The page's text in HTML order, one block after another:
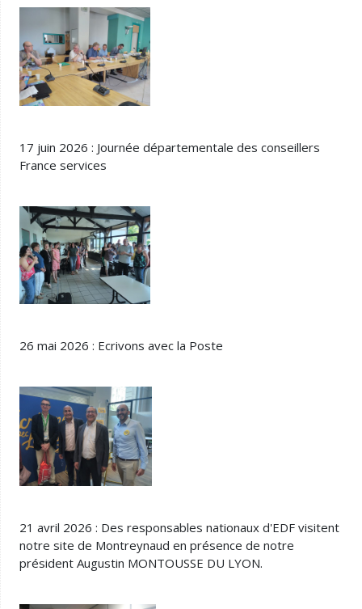
17 juin 2026 : Journée départementale des conseillers
France services
26 mai 2026 : Ecrivons avec la Poste
21 avril 2026 : Des responsables nationaux d'EDF visitent
notre site de Montreynaud en présence de notre
président Augustin MONTOUSSE DU LYON.